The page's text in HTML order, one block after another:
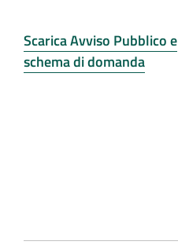
Scarica Avviso Pubblico e
schema di domanda